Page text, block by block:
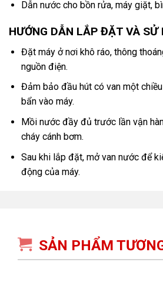
Dẫn nước cho bồn rửa, máy giặt,
HƯỚNG DẪN LẮP ĐẶT VÀ SỬ
Đặt máy ở nơi khô ráo, thông
nguồn điện.
Đảm bảo đầu hút có van một
bẩn vào máy.
Mồi nước đầy đủ trước lần vận
cháy cánh bơm.
Sau khi lắp đặt, mở van nước để
động của máy.
SẢN PHẨM